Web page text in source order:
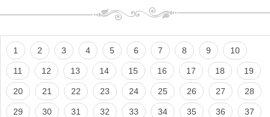
1 2 3 4 5 6 7 8 9 10
11 12 13 14 15 16 17 18 19
20 21 22 23 24 25 26 27 28
29 30 31 32 33 34 35 36 37